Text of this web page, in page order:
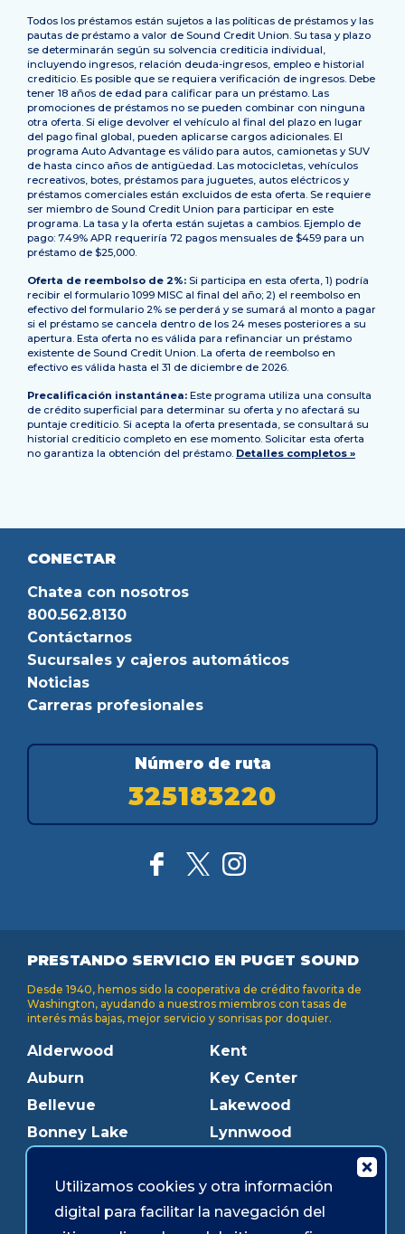
Todos los préstamos están sujetos a las políticas de préstamos y las
pautas de préstamo a valor de Sound Credit Union. Su tasa y plazo
se determinarán según su solvencia crediticia individual,
incluyendo ingresos, relación deuda-ingresos, empleo e historial
crediticio. Es posible que se requiera verificación de ingresos. Debe
tener 18 años de edad para calificar para un préstamo. Las
promociones de préstamos no se pueden combinar con ninguna
otra oferta. Si elige devolver el vehículo al final del plazo en lugar
del pago final global, pueden aplicarse cargos adicionales. El
programa Auto Advantage es válido para autos, camionetas y SUV
de hasta cinco años de antigüedad. Las motocicletas, vehículos
recreativos, botes, préstamos para juguetes, autos eléctricos y
préstamos comerciales están excluidos de esta oferta. Se requiere
ser miembro de Sound Credit Union para participar en este
programa. La tasa y la oferta están sujetas a cambios. Ejemplo de
pago: 7.49% APR requeriría 72 pagos mensuales de $459 para un
préstamo de $25,000.
Oferta de reembolso de 2%: Si participa en esta oferta, 1) podría
recibir el formulario 1099 MISC al final del año; 2) el reembolso en
efectivo del formulario 2% se perderá y se sumará al monto a pagar
si el préstamo se cancela dentro de los 24 meses posteriores a su
apertura. Esta oferta no es válida para refinanciar un préstamo
existente de Sound Credit Union. La oferta de reembolso en
efectivo es válida hasta el 31 de diciembre de 2026.
Precalificación instantánea: Este programa utiliza una consulta
de crédito superficial para determinar su oferta y no afectará su
puntaje crediticio. Si acepta la oferta presentada, se consultará su
historial crediticio completo en ese momento. Solicitar esta oferta
no garantiza la obtención del préstamo. Detalles completos »
CONECTAR
Chatea con nosotros
800.562.8130
Contáctarnos
Sucursales y cajeros automáticos
Noticias
Carreras profesionales
Número de ruta
325183220
PRESTANDO SERVICIO EN PUGET SOUND
Desde 1940, hemos sido la cooperativa de crédito favorita de
Washington, ayudando a nuestros miembros con tasas de
interés más bajas, mejor servicio y sonrisas por doquier.
Alderwood
Auburn
Bellevue
Bonney Lake
Burien
Downtown Olympia
Kent
Key Center
Lakewood
Lynnwood
Olympia
Pacific Ave
Utilizamos cookies y otra información
digital para facilitar la navegación del